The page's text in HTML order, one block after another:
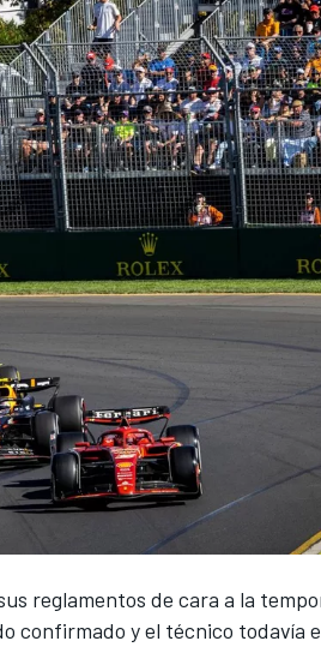
reglamentos de cara a la
confirmado y el técnico todavía